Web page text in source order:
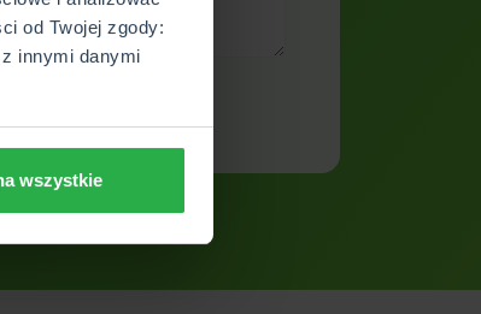
od Twojej zgody:
innymi danymi
wszystkie